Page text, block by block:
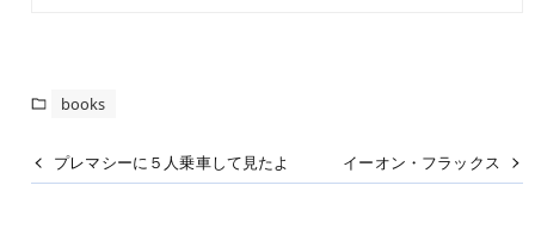
books
プレマシーに５人乗車して見たよ イーオン・フラックス